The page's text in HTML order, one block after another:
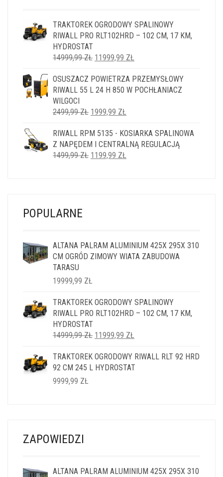
TRAKTOREK OGRODOWY SPALINOWY
RIWALL PRO RLT102HRD – 102 CM, 17 KM,
HYDROSTAT
14999,99ZŁ PIERWOTNA
WYNOSIŁA:
14999,99 ZŁ.
11999,99 ZŁ
WYNOSI:
11999,99 ZŁ.
OSUSZACZ POWIETRZA PRZEMYSŁOWY
RIWALL 55 L 24 H 850 W POCHŁANIACZ
WILGOCI
2499,99ZŁ PIERWOTNA
WYNOSIŁA:
2499,99 ZŁ.
1999,99 ZŁ
WYNOSI:
1999,99 ZŁ.
RIWALL RPM 5135 - KOSIARKA SPALINOWA
Z NAPĘDEM I CENTRALNĄ REGULACJĄ
1499,99ZŁ PIERWOTNA
1199,99 ZŁ
POPULARNE
ALTANA PALRAM ALUMINIUM 425X 295X 310
CM OGRÓD ZIMOWY WIATA ZABUDOWA
TARASU
19999,99 ZŁ
TRAKTOREK OGRODOWY SPALINOWY
RIWALL PRO RLT102HRD – 102 CM, 17 KM,
HYDROSTAT
14999,99ZŁ PIERWOTNA
WYNOSIŁA:
14999,99 ZŁ.
11999,99 ZŁ
WYNOSI:
11999,99 ZŁ.
TRAKTOREK OGRODOWY RIWALL RLT 92 HRD
92 CM 245 L HYDROSTAT
9999,99 ZŁ
ZAPOWIEDZI
ALTANA PALRAM ALUMINIUM 425X 295X 310